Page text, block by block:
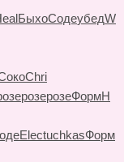
БыхоСодеубедW
Chri
розерозеФормН
ElectuchkasФорм